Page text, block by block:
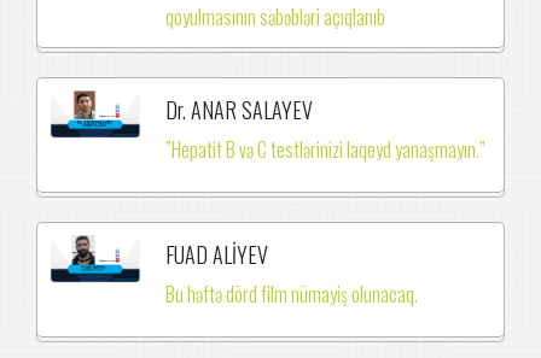
qoyulmasının səbəbləri açıqlanıb
Dr. ANAR SALAYEV
”Hepatit B və C testlərinizi laqeyd yanaşmayın.”
FUAD ALİYEV
Bu həftə dörd film nümayiş olunacaq.